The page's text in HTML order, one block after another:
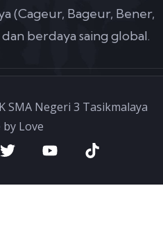
(Cageur, Bageur, Bener,
berdaya saing global.
Negeri 3 Tasikmalaya
by Love